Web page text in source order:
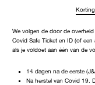
We volgen de door de
Covid Safe Ticket en ID (of
als je voldoet aan één van de
14 dagen na de eerste
Na herstel van Covid 19.